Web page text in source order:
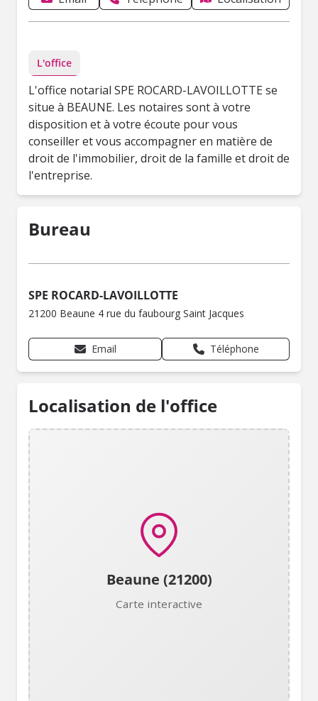
L'office
L'office notarial SPE ROCARD-LAVOILLOTTE se
situe à BEAUNE. Les notaires sont à votre
disposition et à votre écoute pour vous
conseiller et vous accompagner en matière de
droit de l'immobilier, droit de la famille et droit de
l'entreprise.
Bureau
SPE ROCARD-LAVOILLOTTE
21200 Beaune 4 rue du faubourg Saint Jacques
Email Téléphone
Localisation de l'office
Beaune (21200)
Carte interactive